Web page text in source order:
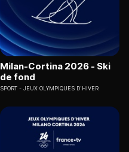
Milan-Cortina 2026 - Ski
de fond
SPORT JEUX OLYMPIQUES D'HIVER